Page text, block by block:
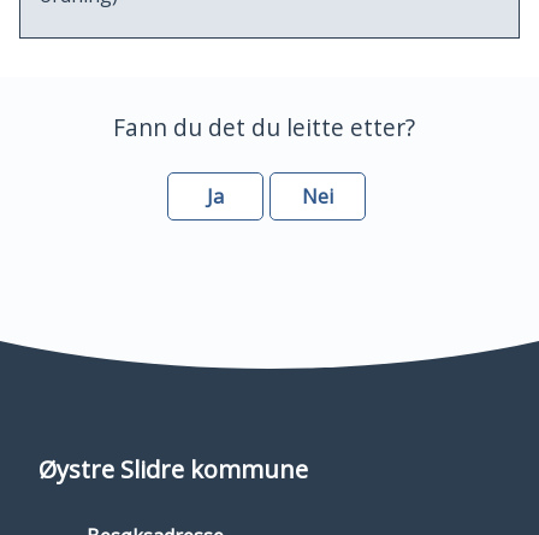
Fann du det du leitte etter?
Ja Nei
Øystre Slidre kommune